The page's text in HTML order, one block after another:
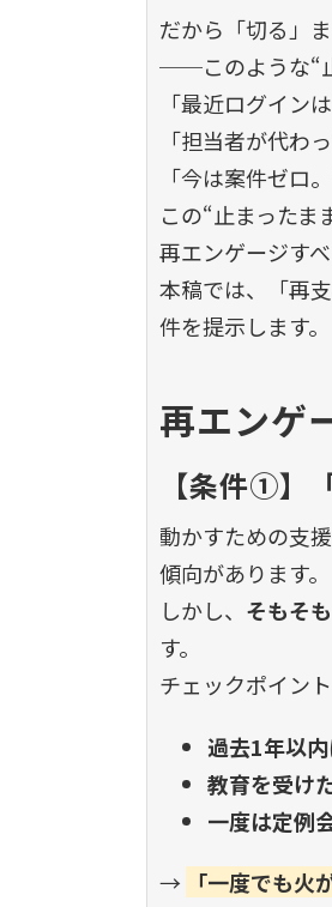
だから「切る」
──このような“
「最近ログイン
「担当者が代わ
「今は案件ゼロ
この“止まったま
再エンゲージす
本稿では、「再
件を提示します。
再エンゲ
【条件①】
動かすための支
傾向があります。
しかし、 そもそ
す。
チェックポイント
過去1年以
教育を受け
一度は定例
→
「一度でも火